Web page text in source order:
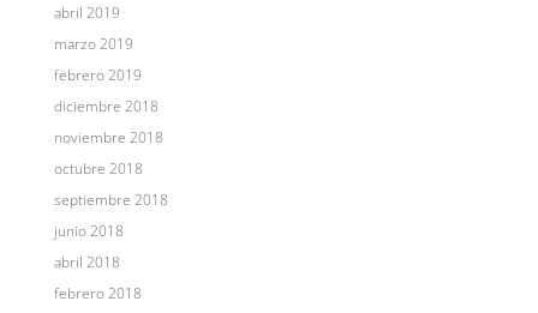
abril 2019
marzo 2019
febrero 2019
diciembre 2018
noviembre 2018
octubre 2018
septiembre 2018
junio 2018
abril 2018
febrero 2018